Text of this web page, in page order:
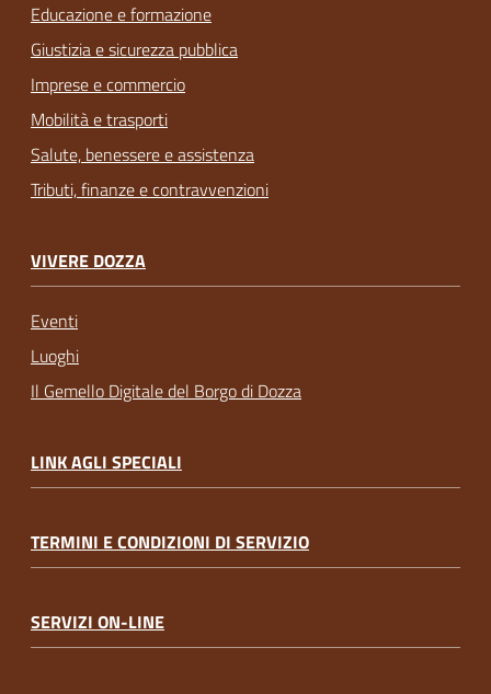
Educazione e formazione
Giustizia e sicurezza pubblica
Imprese e commercio
Mobilità e trasporti
Salute, benessere e assistenza
Tributi, finanze e contravvenzioni
VIVERE DOZZA
Eventi
Luoghi
Il Gemello Digitale del Borgo di Dozza
LINK AGLI SPECIALI
TERMINI E CONDIZIONI DI SERVIZIO
SERVIZI ON-LINE